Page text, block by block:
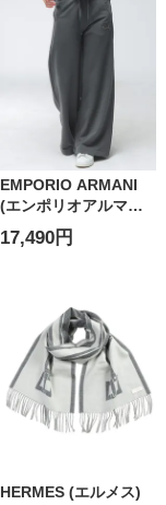
EMPORIO ARMANI
(エンポリオアルマー
ニ) レディース スウェ
ットパンツ ロゴ ライ
EA7LW972AF20758
17,490円
HERMES (エルメス)